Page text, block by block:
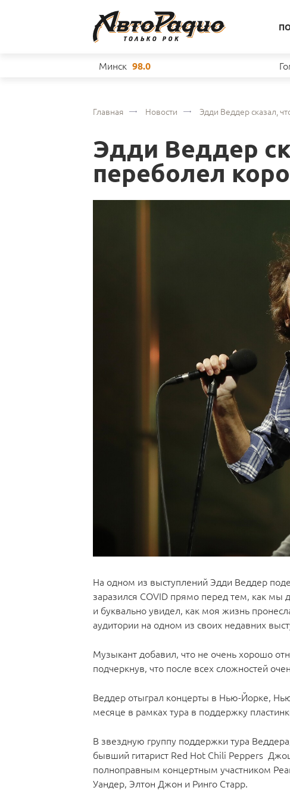
Минск 98.0
Главная Новости Эдди Веддер сказал,
Эдди Веддер
переболел
На одном из выступлений Эдди Веддер
заразился COVID прямо перед тем, как мы
и буквально увидел, как моя жизнь
аудитории на одном из своих недавних
Музыкант добавил, что не очень хорошо
подчеркнув, что после всех сложностей
Веддер отыграл концерты в Нью-Йорке,
месяце в рамках тура в поддержку
В звездную группу поддержки тура
бывший гитарист Red Hot Chili Peppers
полноправным концертным участником
Уандер, Элтон Джон и Ринго Старр.